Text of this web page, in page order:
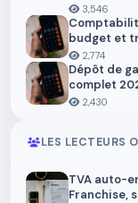
3,546
budget et
2,774
Dépôt de
complet
2,430
LES LECTEURS
TVA auto-
Franchise,